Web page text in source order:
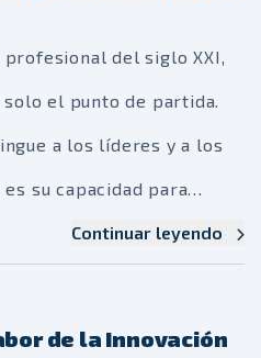
de Habilidades
un nivel de ejecución
tanto a docentes como
del siglo XXI,
el punto de partida.
a los líderes y a los
su capacidad para
ideas disruptivas. Pero,
con la colaboración?
Continuar leyendo
de la Innovación